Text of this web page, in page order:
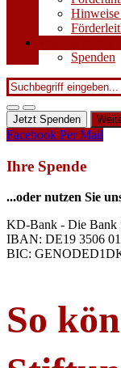
Spenden
Jetzt Spenden
Facebook Per Mail
Ihre Spende
...oder nutzen Sie
KD-Bank - Die Bank
IBAN: DE19 3506
BIC:
So